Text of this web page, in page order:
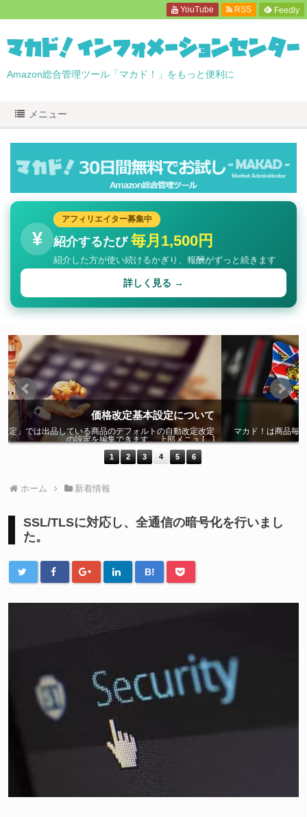
Amazon総合管理ツール「マカド！」をもっと便利に
メニュー
¥
アフィリエイター募集中
紹介するたび 毎月1,500円
紹介した方が使い続けるかぎり、報酬がずっと続きます
詳しく見る →
価格改定モード・最安値ターゲットについて
マカド！は商品毎にどの配送経路の、どのコンディションを価格改定の基
準価格として捉えるか […]
1 2 3 4 5 6
ホーム 新着情報
SSL/TLSに対応し、全通信の暗号化を行いまし
た。
B!
YouTube RSS Feedly